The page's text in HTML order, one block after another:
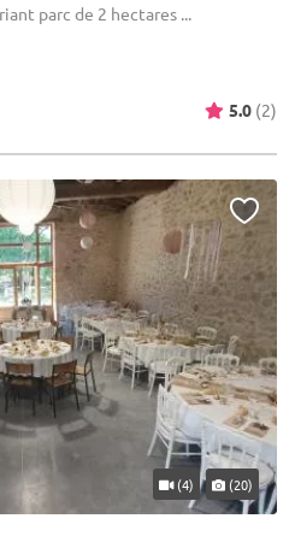
parc de 2 hectares ...
5.0 (2)
(4) (20)